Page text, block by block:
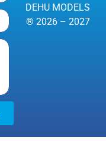
DEHU MODELS
® 2026 – 2027